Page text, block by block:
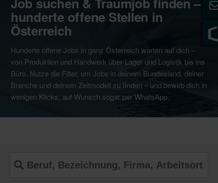
hunderte offene Stellen in
Österreich
Hunderte offene Jobs in ganz Österreich warten auf dich –
von Produktion und Handwerk über Lager und Logistik bis ins
Büro. Nutze die Filter, um Jobs in deinem Bundesland, deiner
Branche und deinem Zeitmodell zu finden – und bewirb dich in
wenigen Klicks, auf Wunsch sogar per WhatsApp.